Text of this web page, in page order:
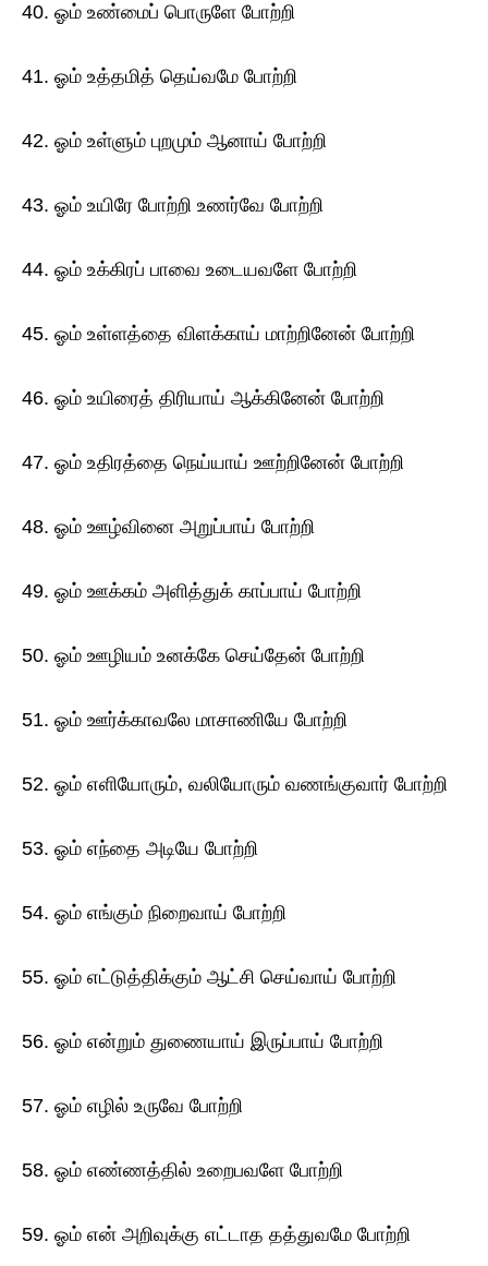
40. ஓம் உண்மைப் பொருளே போற்றி
41. ஓம் உத்தமித் தெய்வமே போற்றி
42. ஓம் உள்ளும் புறமும் ஆனாய் போற்றி
43. ஓம் உயிரே போற்றி உணர்வே போற்றி
44. ஓம் உக்கிரப் பாவை உடையவளே போற்றி
45. ஓம் உள்ளத்தை விளக்காய் மாற்றினேன் போற்றி
46. ஓம் உயிரைத் திரியாய் ஆக்கினேன் போற்றி
47. ஓம் உதிரத்தை நெய்யாய் ஊற்றினேன் போற்றி
48. ஓம் ஊழ்வினை அறுப்பாய் போற்றி
49. ஓம் ஊக்கம் அளித்துக் காப்பாய் போற்றி
50. ஓம் ஊழியம் உனக்கே செய்தேன் போற்றி
51. ஓம் ஊர்க்காவலே மாசாணியே போற்றி
52. ஓம் எளியோரும், வலியோரும் வணங்குவார் போற்றி
53. ஓம் எந்தை அடியே போற்றி
54. ஓம் எங்கும் நிறைவாய் போற்றி
55. ஓம் எட்டுத்திக்கும் ஆட்சி செய்வாய் போற்றி
56. ஓம் என்றும் துணையாய் இருப்பாய் போற்றி
57. ஓம் எழில் உருவே போற்றி
58. ஓம் எண்ணத்தில் உறைபவளே போற்றி
59. ஓம் என் அறிவுக்கு எட்டாத தத்துவமே போற்றி